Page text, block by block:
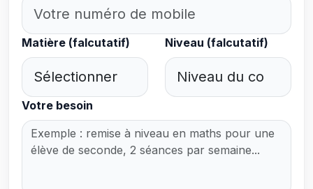
Matière (falcutatif) Niveau (falcutatif)
Votre besoin